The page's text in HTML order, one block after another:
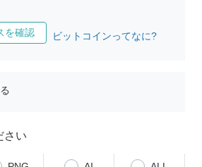
を確認 ビットコインってなに?
さい